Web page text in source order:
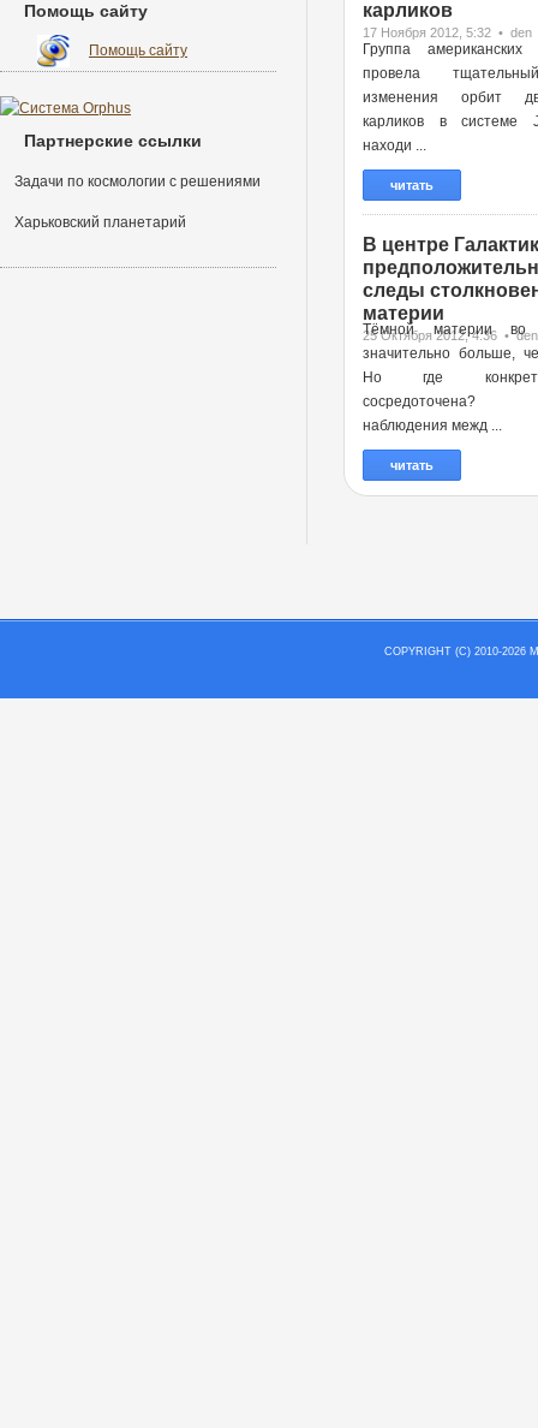
карликов
17 Ноября 2012, 5:32 • den
Группа американских
провела
изменения орбит
карликов в системе
находи ...
читать
В центре
следы
материи
25 Октября 2012, 4:36 • den
Тёмной материи во
значительно больше,
Но где
наблюдения межд ...
читать
Помощь сайту
Помощь сайту
Партнерские ссылки
Задачи по космологии с решениями
Харьковский планетарий
COPYRIGHT (C) 2010-